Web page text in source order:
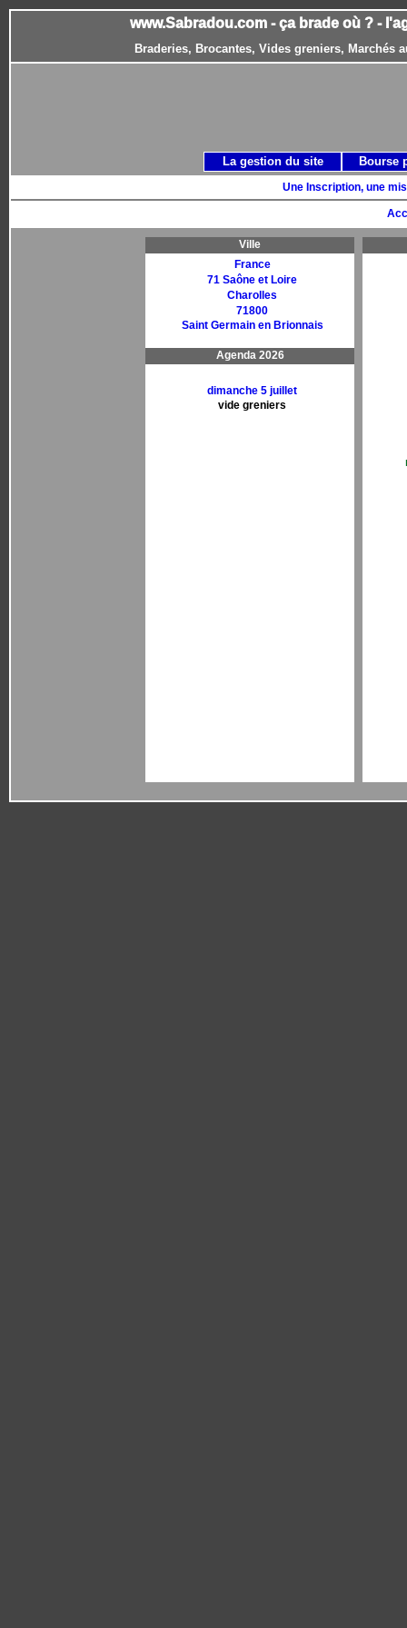
www.Sabradou.com - ça brade où ? -
Braderies, Brocantes, Vides greniers, Marchés
Une Inscription, une
Ville
France
71 Saône et Loire
Charolles
71800
Saint Germain en Brionnais
Agenda 2026
dimanche 5 juillet
vide greniers
La gestion du site Bourse